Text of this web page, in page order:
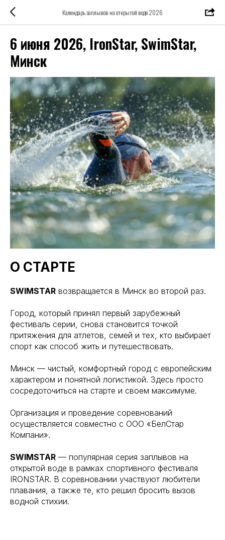
Календарь заплывов на открытой воде 2026
6 июня 2026, IronStar, SwimStar,
Минск
О СТАРТЕ
SWIMSTAR возвращается в Минск во второй раз.
Город, который принял первый зарубежный
фестиваль серии, снова становится точкой
притяжения для атлетов, семей и тех, кто выбирает
спорт как способ жить и путешествовать.
Минск — чистый, комфортный город с европейским
характером и понятной логистикой. Здесь просто
сосредоточиться на старте и своем максимуме.
Организация и проведение соревнований
осуществляется совместно с ООО «БелСтар
Компани».
SWIMSTAR — популярная серия заплывов на
открытой воде в рамках спортивного фестиваля
IRONSTAR. В соревновании участвуют любители
плавания, а также те, кто решил бросить вызов
водной стихии.